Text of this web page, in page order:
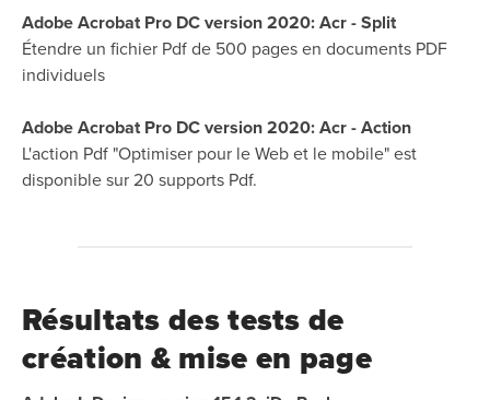
Adobe Acrobat Pro DC version 2020: Acr - Split
Étendre un fichier Pdf de 500 pages en documents PDF
individuels
Adobe Acrobat Pro DC version 2020: Acr - Action
L'action Pdf "Optimiser pour le Web et le mobile" est
disponible sur 20 supports Pdf.
Résultats des tests de
création & mise en page